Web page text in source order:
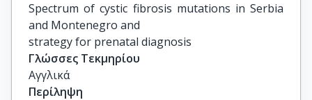
Spectrum of cystic fibrosis mutations in Serbia
and Montenegro and
strategy for prenatal diagnosis
Γλώσσες Τεκμηρίου
Αγγλικά
Περίληψη